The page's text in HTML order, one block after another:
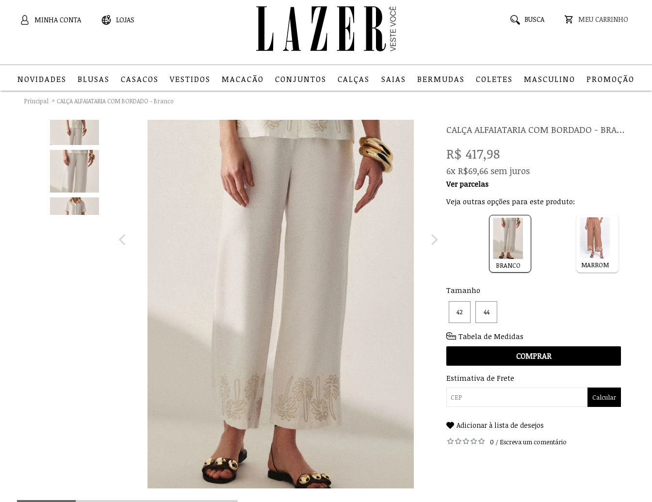
MINHA CONTA LOJAS BUSCA MEU CARRINHO
NOVIDADES BLUSAS CASACOS VESTIDOS MACACÃO CONJUNTOS CALÇAS SAIAS BERMUDAS COLETES MASCULINO PROMOÇÃO
Principal CALÇA ALFAIATARIA COM BORDADO - Branco
CALÇA ALFAIATARIA COM BORDADO - BRANCO
R$ 417,98
6x R$69,66 sem juros
Ver parcelas
Veja outras opções para este produto:
BRANCO MARROM
Tamanho
42 44
Tabela de Medidas
COMPRAR
Estimativa de Frete
Calcular
Adicionar à lista de desejos
0 / Escreva um comentário